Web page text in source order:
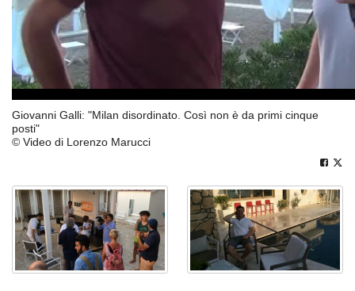
Giovanni Galli: "Milan disordinato. Così non è da primi cinque
posti"
© Video di Lorenzo Marucci